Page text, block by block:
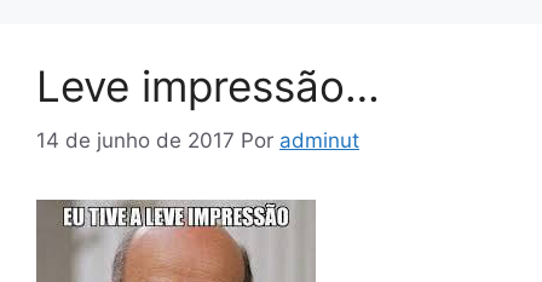
Leve impressão…
14 de junho de 2017 Por adminut